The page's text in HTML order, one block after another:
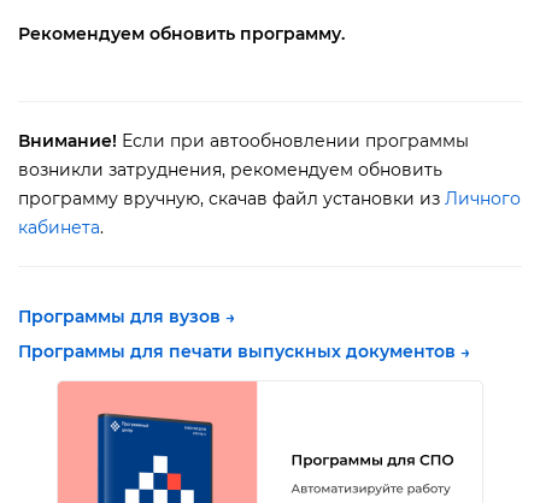
Рекомендуем обновить программу.
нимание! Если при автообновлении программы
озникли затруднения, рекомендуем обновить
программу вручную, скачав файл установки из Личного
кабинета.
Программы для вузов →
Программы для печати выпускных документов →